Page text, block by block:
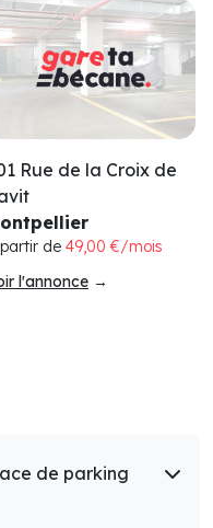
Rue de la Croix de
de 49,00 €/mois
l'annonce →
de parking